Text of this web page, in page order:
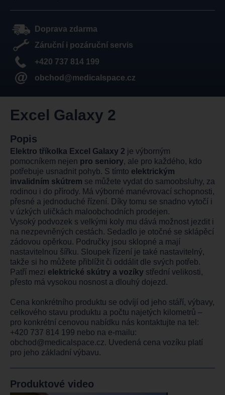
Doprava zdarma
Záruční i pozáruční servis
+420 737 814 199
obchod@medicalspace.cz
Excel Galaxy 2
Popis
Elektro tříkolka Excel Galaxy 2 je výborným
pomocníkem nejen pro seniory, ale pro každého, kdo
potřebuje usnadnit pohyb. S tímto elektrickým
invalidním skútrem se můžete vydat do samoobsluhy, za
rodinou i do přírody. Má výborné manévrovací schopnosti,
přesné a jednoduché řízení. Díky tomu se snadno vytočí i
v úzkých uličkách maloobchodních prodejen.
Vysoký podvozek s velkými koly mu dává možnost jezdit i
na nezpevněných cestách. Sedadlo je otočné se sklápěcí
zádovou opěrkou. Područky jsou sklopné a mají
nastavitelnou šířku. Sloupek řízení je také nastavitelný,
takže si ho můžete přiblížit či oddálit dle svých potřeb.
Patří mezi elektrické skútry a vozíky střední velikosti,
přesto má vysokou nosnost a dlouhý dojezd.
Cena konkrétního produktu se odvíjí od jeho stáří, výbavy,
celkového stavu produktu a počtu najetých kilometrů –
pro konkrétní cenovou nabídku nás kontaktujte na tel:
+420 737 814 199 nebo na e-mailu:
obchod@medicalspace.cz. Uvedená cena vozíku platí
pro jeho základní výbavu.
Produktové video